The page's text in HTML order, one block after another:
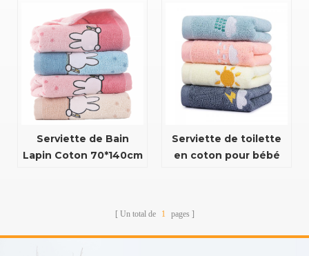
Serviette de Bain
Lapin Coton 70*140cm
Serviette de toilette
en coton pour bébé
Un total de 1 pages